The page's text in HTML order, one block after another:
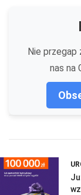
Nie przegap
nas na